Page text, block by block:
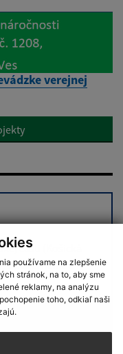
používame na zlepšenie
stránok, na to, aby sme
reklamy, na analýzu
toho, odkiaľ naši
verejnej
časti (Košická
,upozornenia a